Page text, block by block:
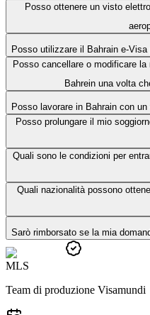
Posso ottenere un visto
Posso utilizzare il Bahrain e-
Posso cancellare o modificare
Bahrein una volta
Posso lavorare in Bahrain con
Posso prolungare il mio
Quali sono le condizioni per
Quali nazionalità possono
Sarò rimborsato se la mia
MLS
Team di produzione Visamundi